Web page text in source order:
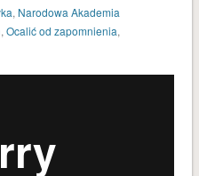
, Narodowa Akademia
, Ocalić od zapomnienia,